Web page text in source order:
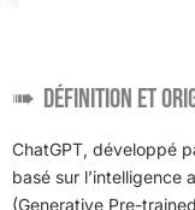
Définition et
ChatGPT, développé
basé sur l’intelligence
(Generative Pre-